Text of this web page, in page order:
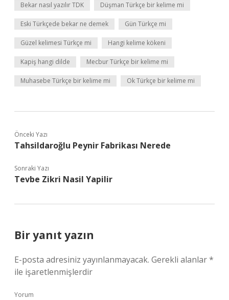
Bekar nasıl yazılır TDK Düşman Türkçe bir kelime mi
Eski Türkçede bekar ne demek Gün Türkçe mi
Güzel kelimesi Türkçe mi Hangi kelime kökeni
Kapiş hangi dilde Mecbur Türkçe bir kelime mi
Muhasebe Türkçe bir kelime mi Ok Türkçe bir kelime mi
Önceki Yazı
Tahsildaroğlu Peynir Fabrikası Nerede
Sonraki Yazı
Tevbe Zikri Nasil Yapilir
Bir yanıt yazın
E-posta adresiniz yayınlanmayacak. Gerekli alanlar*
ile işaretlenmişlerdir
Yorum